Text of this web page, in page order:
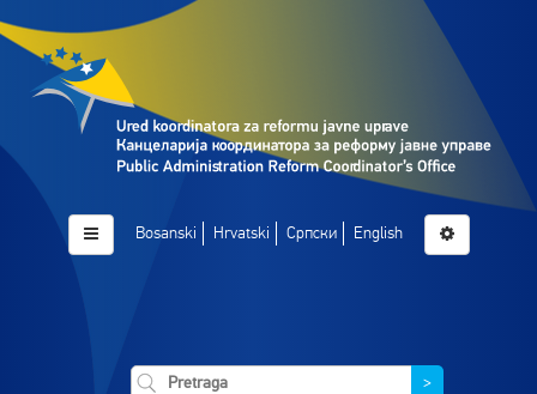
Bosanski Hrvatski Српски English
>